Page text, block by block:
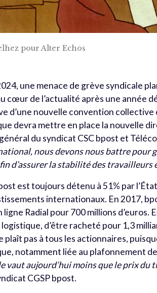
pour Alter Echos
une menace de grève syndicale
cœur de l’actualité après une année
d’une nouvelle convention collective
devra mettre en place la nouvelle
du syndicat CSC bpost et
nous devons nous battre pour
d’assurer la stabilité des travailleurs
est toujours détenu à 51% par
internationaux. En 2017,
Radial pour 700 millions d’euros.
d’être racheté pour 1,3
plaît pas à tous les actionnaires,
notamment liée au plafonnement
vaut aujourd’hui moins que le prix du
CGSP bpost.